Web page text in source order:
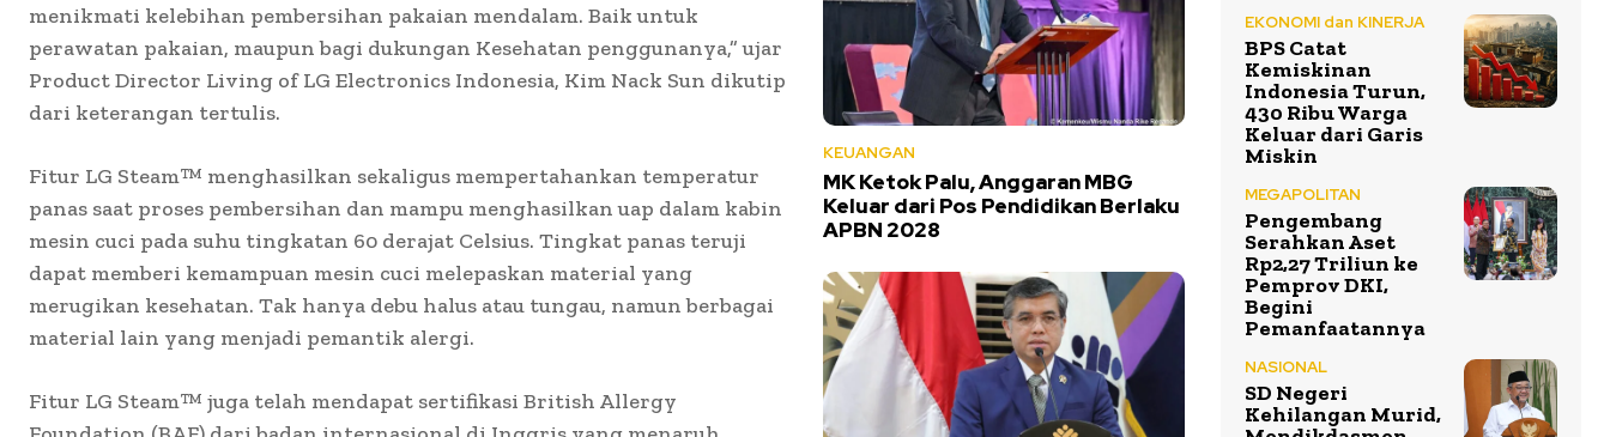
menikmati kelebihan pembersihan pakaian mendalam. Baik untuk
perawatan pakaian, maupun bagi dukungan Kesehatan penggunanya,” ujar
Product Director Living of LG Electronics Indonesia, Kim Nack Sun dikutip
dari keterangan tertulis.
Fitur LG Steam™️ menghasilkan sekaligus mempertahankan temperatur
panas saat proses pembersihan dan mampu menghasilkan uap dalam kabin
mesin cuci pada suhu tingkatan 60 derajat Celsius. Tingkat panas teruji
dapat memberi kemampuan mesin cuci melepaskan material yang
merugikan kesehatan. Tak hanya debu halus atau tungau, namun berbagai
material lain yang menjadi pemantik alergi.
Fitur LG Steam™️ juga telah mendapat sertifikasi British Allergy
KEUANGAN
MK Ketok Palu, Anggaran MBG
Keluar dari Pos Pendidikan Berlaku
APBN 2028
EKONOMI dan KINERJA
BPS Catat
Kemiskinan
Indonesia Turun,
430 Ribu Warga
Keluar dari Garis
Miskin
MEGAPOLITAN
Pengembang
Serahkan Aset
Rp2,27 Triliun ke
Pemprov DKI,
Begini
Pemanfaatannya
NASIONAL
SD Negeri
Kehilangan Murid,